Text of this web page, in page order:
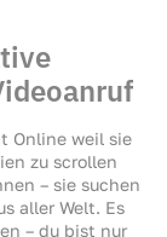
Online weil sie
zu scrollen
– sie suchen
aller Welt. Es
– du bist nur